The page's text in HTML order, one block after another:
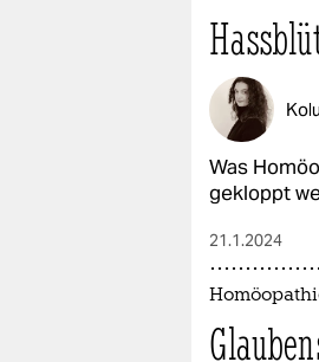
Was
gekloppt
21.1.2024